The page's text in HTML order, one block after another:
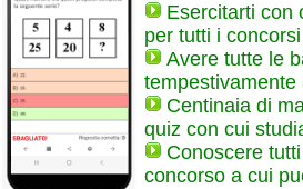
Esercitarti con
per tutti i concorsi
Avere tutte le
tempestivamente
Centinaia di
quiz con cui
Conoscere
concorso a cui